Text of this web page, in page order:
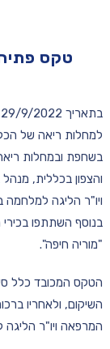
טקס
למחלות ריאה של
בשחפת ובמחלות ריאה
והצפון בכללית,
ויו"ר הליגה למלחמה
בנוסף השתתפו בכירי
"מוריה חיפה".
הטקס המכובד כלל
השיקום, ולאחריו
המרפאה ויו"ר